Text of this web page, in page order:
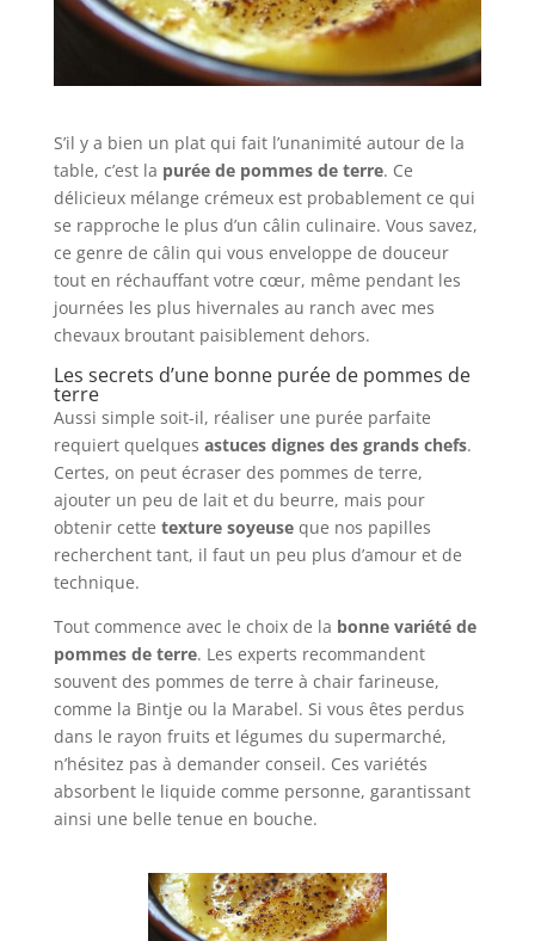
S’il y a bien un plat qui fait l’unanimité autour de la
table, c’est la purée de pommes de terre. Ce
délicieux mélange crémeux est probablement ce qui
se rapproche le plus d’un câlin culinaire. Vous savez,
ce genre de câlin qui vous enveloppe de douceur
tout en réchauffant votre cœur, même pendant les
journées les plus hivernales au ranch avec mes
chevaux broutant paisiblement dehors.
Les secrets d’une bonne purée de pommes de
terre
Aussi simple soit-il, réaliser une purée parfaite
requiert quelques astuces dignes des grands chefs.
Certes, on peut écraser des pommes de terre,
ajouter un peu de lait et du beurre, mais pour
obtenir cette texture soyeuseque nos papilles
recherchent tant, il faut un peu plus d’amour et de
technique.
Tout commence avec le choix de la bonne variété de
pommes de terre. Les experts recommandent
souvent des pommes de terre à chair farineuse,
comme la Bintje ou la Marabel. Si vous êtes perdus
dans le rayon fruits et légumes du supermarché,
n’hésitez pas à demander conseil. Ces variétés
absorbent le liquide comme personne, garantissant
ainsi une belle tenue en bouche.